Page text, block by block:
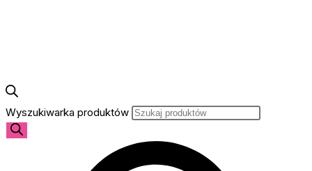
Wyszukiwarka produktów